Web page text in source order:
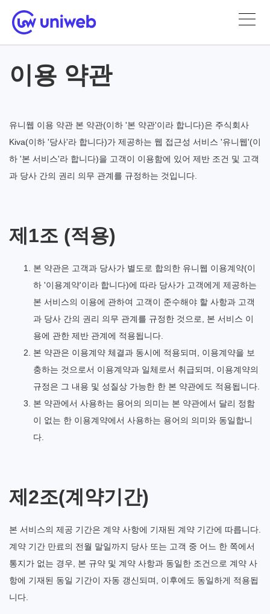
이용 약관
유니웹 이용 약관 본 약관(이하 '본 약관'이라 합니다)은 주식회사
Kiva(이하 '당사'라 합니다)가 제공하는 웹 접근성 서비스 '유니웹'(이
하 '본 서비스'라 합니다)을 고객이 이용함에 있어 제반 조건 및 고객
과 당사 간의 권리 의무 관계를 규정하는 것입니다.
제1조 (적용)
본 약관은 고객과 당사가 별도로 합의한 유니웹 이용계약(이
하 '이용계약'이라 합니다)에 따라 당사가 고객에게 제공하는
본 서비스의 이용에 관하여 고객이 준수해야 할 사항과 고객
과 당사 간의 권리 의무 관계를 규정한 것으로, 본 서비스 이
용에 관한 제반 관계에 적용됩니다.
본 약관은 이용계약 체결과 동시에 적용되며, 이용계약을 보
충하는 것으로서 이용계약과 일체로서 취급되며, 이용계약의
규정은 그 내용 및 성질상 가능한 한 본 약관에도 적용됩니다.
본 약관에서 사용하는 용어의 의미는 본 약관에서 달리 정함
이 없는 한 이용계약에서 사용하는 용어의 의미와 동일합니
다.
제2조(계약기간)
본 서비스의 제공 기간은 계약 사항에 기재된 계약 기간에 따릅니다.
계약 기간 만료의 전월 말일까지 당사 또는 고객 중 어느 한 쪽에서
통지가 없는 경우, 본 규약 및 계약 사항과 동일한 조건으로 계약 사
항에 기재된 동일 기간이 자동 갱신되며, 이후에도 동일하게 적용됩
니다.